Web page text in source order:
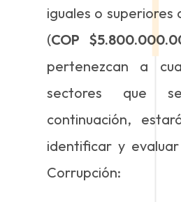
iguales o superiores
(COP
pertenezcan a
sectores que
continuación,
identificar y
Corrupción: